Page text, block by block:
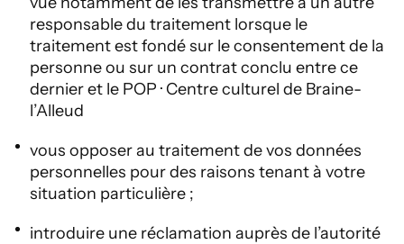
responsable du traitement lorsque le
traitement est fondé sur le consentement de la
personne ou sur un contrat conclu entre ce
dernier et le POP · Centre culturel de Braine-
l’Alleud
vous opposer au traitement de vos données
personnelles pour des raisons tenant à votre
situation particulière ;
introduire une réclamation auprès de l’autorité